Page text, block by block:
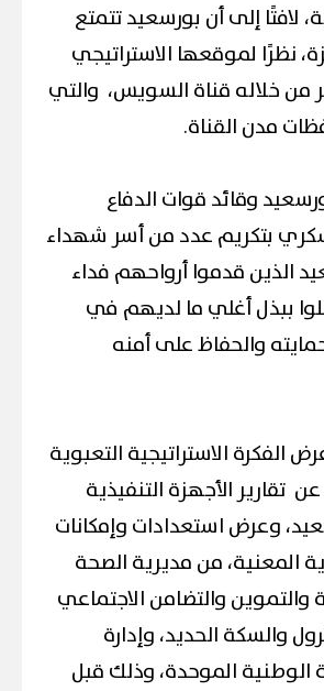
لافتًا إلى أن بورسعيد تتمتع
نظرًا لموقعها الاستراتيجي
من خلاله قناة السويس، والتي
مدن القناة.
وقائد قوات الدفاع
بتكريم عدد من أسر شهداء
الذين قدموا أرواحهم فداء
ببذل أغلي ما لديهم في
والحفاظ على أمنه
الفكرة الاستراتيجية التعبوية
تقارير الأجهزة التنفيذية
وعرض استعدادات وإمكانات
المعنية، من مديرية الصحة
والتموين والتضامن الاجتماعي
والسكة الحديد، وإدارة
الوطنية الموحدة، وذلك قبل